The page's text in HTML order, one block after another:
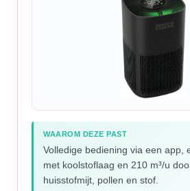
WAAROM DEZE PAST
Volledige bediening via een app,
met koolstoflaag en 210 m³/u
huisstofmijt, pollen en stof.